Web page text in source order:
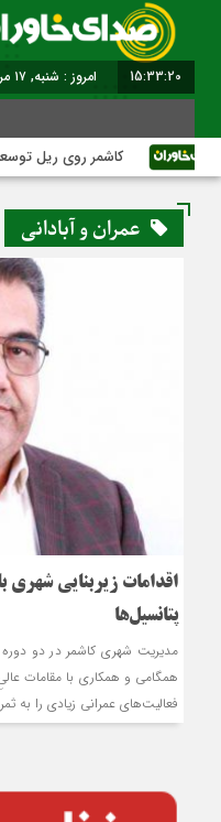
15:33:20 امروز : شنبه, ۱۷ مرداد , ۱۴۰۵
کاشمر روی ریل توسعه
عمران و آبادانی
اقدامات زیربنایی شهری
پتانسیل‌ها
مديريت شهري کاشمر در دو
همگامي و همکاري با مقامات
فعالیت‌های عمرانی زیادی را به